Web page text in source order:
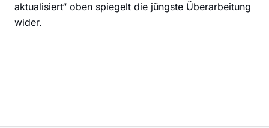
aktualisiert“ oben spiegelt die jüngste Überarbeitung
wider.